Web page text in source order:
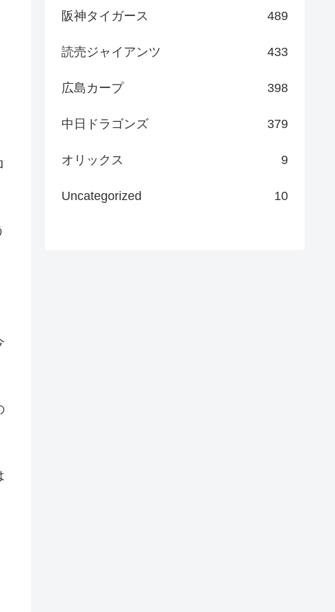
阪神タイガース 489
読売ジャイアンツ 433
広島カープ 398
中日ドラゴンズ 379
オリックス 9
Uncategorized 10